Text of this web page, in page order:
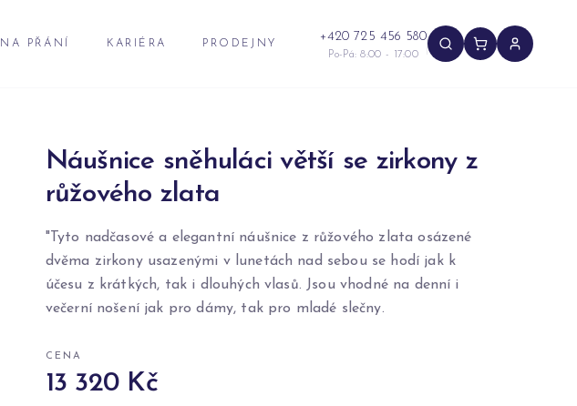
NA PŘÁNÍ KARIÉRA PRODEJNY +420 725 456 580
Po-Pá: 8:00 - 17:00
Náušnice sněhuláci větší se zirkony z
růžového zlata
"Tyto nadčasové a elegantní náušnice z růžového zlata osázené
dvěma zirkony usazenými v lunetách nad sebou se hodí jak k
účesu z krátkých, tak i dlouhých vlasů. Jsou vhodné na denní i
večerní nošení jak pro dámy, tak pro mladé slečny.
CENA
13 320 Kč